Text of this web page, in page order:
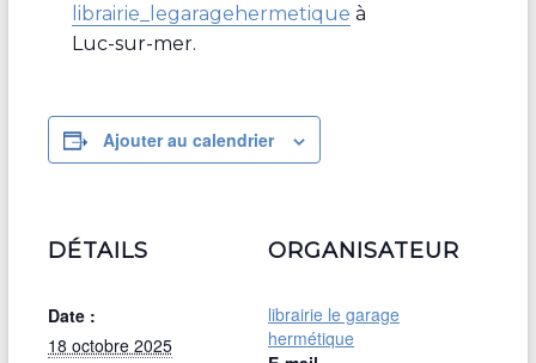
librairie_legaragehermetique à
Luc-sur-mer.
Ajouter au calendrier
DÉTAILS
Date :
18 octobre 2025
ORGANISATEUR
librairie le garage
hermétique